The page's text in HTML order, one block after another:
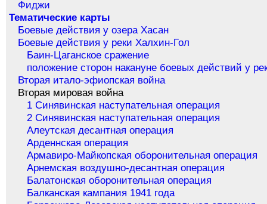
Фиджи
Тематические карты
Боевые действия у озера Хасан
Боевые действия у реки Халхин-Гол
Баин-Цаганское сражение
положение сторон накануне боевых действий у
Вторая итало-эфиопская война
Вторая мировая война
1 Синявинская наступательная операция
2 Синявинская наступательная операция
Алеутская десантная операция
Арденнская операция
Армавиро-Майкопская оборонительная операция
Арнемская воздушно-десантная операция
Балатонская оборонительная операция
Балканская кампания 1941 года